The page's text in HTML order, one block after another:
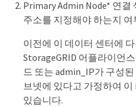
Primary Admin Node* 연
주소를 지정해야 하는지
이전에 이 데이터 센터에
StorageGRID 어플라이언
드 또는 admin_IP가 구성
브넷에 있다고 가정하여
있습니다.